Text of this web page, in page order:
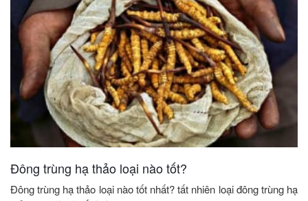
Đông trùng hạ thảo loại nào tốt?
Đông trùng hạ thảo loại nào tốt nhất? tất nhiên loại đông trùng hạ